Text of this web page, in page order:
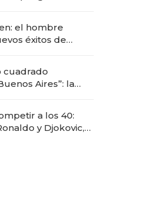
el hombre
éxitos de
cuadrado
Aires”: la
a los 40:
y Djokovic,